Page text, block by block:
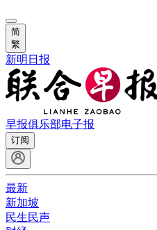
简
繁
新明日报
早报俱乐部电子报
订阅
最新
新加坡
民生民声